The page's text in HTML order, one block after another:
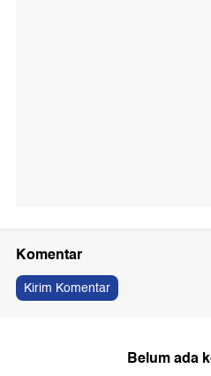
Komentar
Kirim Komentar
Belum ada